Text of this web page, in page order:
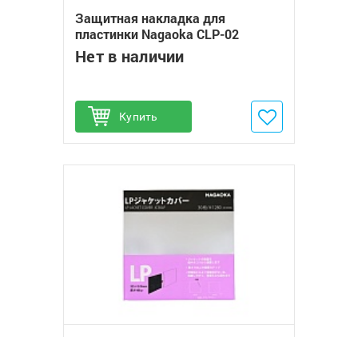
Защитная накладка для
пластинки Nagaoka CLP-02
Нет в наличии
Купить
Добавить в избранное